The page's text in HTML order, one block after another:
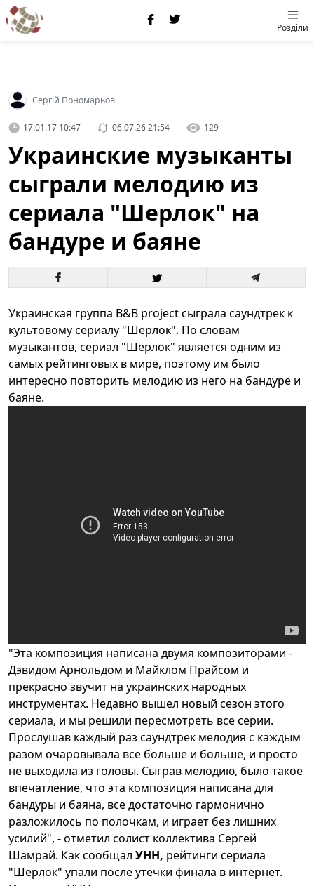
Розділи
Сергій Пономарьов
17.01.17 10:47 06.07.26 21:54 129
Украинские музыканты
сыграли мелодию из
сериала "Шерлок" на
бандуре и баяне
Украинская группа B&B project сыграла саундтрек к
культовому сериалу "Шерлок". По словам
музыкантов, сериал "Шерлок" является одним из
самых рейтинговых в мире, поэтому им было
интересно повторить мелодию из него на бандуре и
баяне.
"Эта композиция написана двумя композиторами -
Дэвидом Арнольдом и Майклом Прайсом и
прекрасно звучит на украинских народных
инструментах. Недавно вышел новый сезон этого
сериала, и мы решили пересмотреть все серии.
Прослушав каждый раз саундтрек мелодия с каждым
разом очаровывала все больше и больше, и просто
не выходила из головы. Сыграв мелодию, было такое
впечатление, что эта композиция написана для
бандуры и баяна, все достаточно гармонично
разложилось по полочкам, и играет без лишних
усилий", - отметил солист коллектива Сергей
Шамрай. Как сообщал УНН, рейтинги сериала
"Шерлок" упали после утечки финала в интернет.